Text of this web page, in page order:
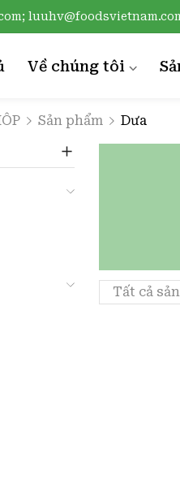
Về chúng tôi
Công nghệ sản xuất
Sản phẩm Dưa
Tất cả